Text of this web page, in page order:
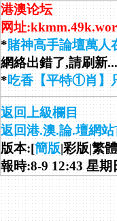
港澳论坛
网址
*賭神高手論壇萬人
網絡出錯了,請刷新...
*吃香【平特①肖】
返回上級欄目
返回港.澳.論.壇網
版本:[簡版|彩版|繁
報時:8-9 12:43 星期